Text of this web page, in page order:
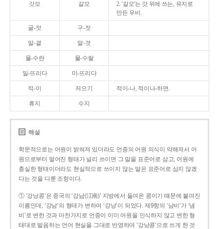
갓모 갈모
2. '갈모'는 갓 위에 쓰는, 유지로
만든 우비.
굴-젓 구-젓
말-곁 말-겻
물-수란 물-수랄
밀-뜨리다 미-뜨리다
적-이 저으기 적이-나, 적이나-하면.
휴지 수지
해설
학문적으로는 어원이 밝혀져 있더라도 언중의 어원 의식이 약해져서 어
원으로부터 멀어진 형태가 널리 쓰이면 그 말을 표준어로 삼고, 어원에
충실한 형태이더라도 현실적으로 쓰이지 않는 말은 표준어로 삼지 않겠
다는 것을 다룬 조항이다.
① ‘강낭콩’은 중국의 ‘강남(江南)’ 지방에서 들여온 콩이기 때문에 붙여진
이름인데, ‘강남’의 형태가 변하여 ‘강낭’이 되었다. 제9항의 ‘남비’가 ‘냄
비’로 변한 것과 마찬가지로 언중이 이미 어원을 인식하지 않고 변한 형
태대로 발음하는 언어 현실을 그대로 반영하여 ‘강낭콩’으로 쓰게 한 것